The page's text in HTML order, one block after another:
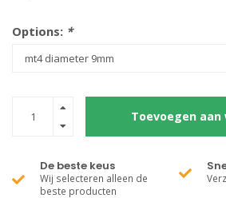
Options: *
Toevoegen
De beste keus
Wij selecteren alleen de
beste producten